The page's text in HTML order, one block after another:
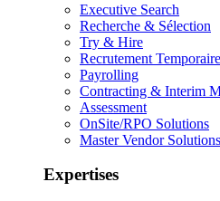
Executive Search
Recherche & Sélection
Try & Hire
Recrutement Temporaire
Payrolling
Contracting & Interim
Assessment
OnSite/RPO Solutions
Master Vendor Solutions
Expertises